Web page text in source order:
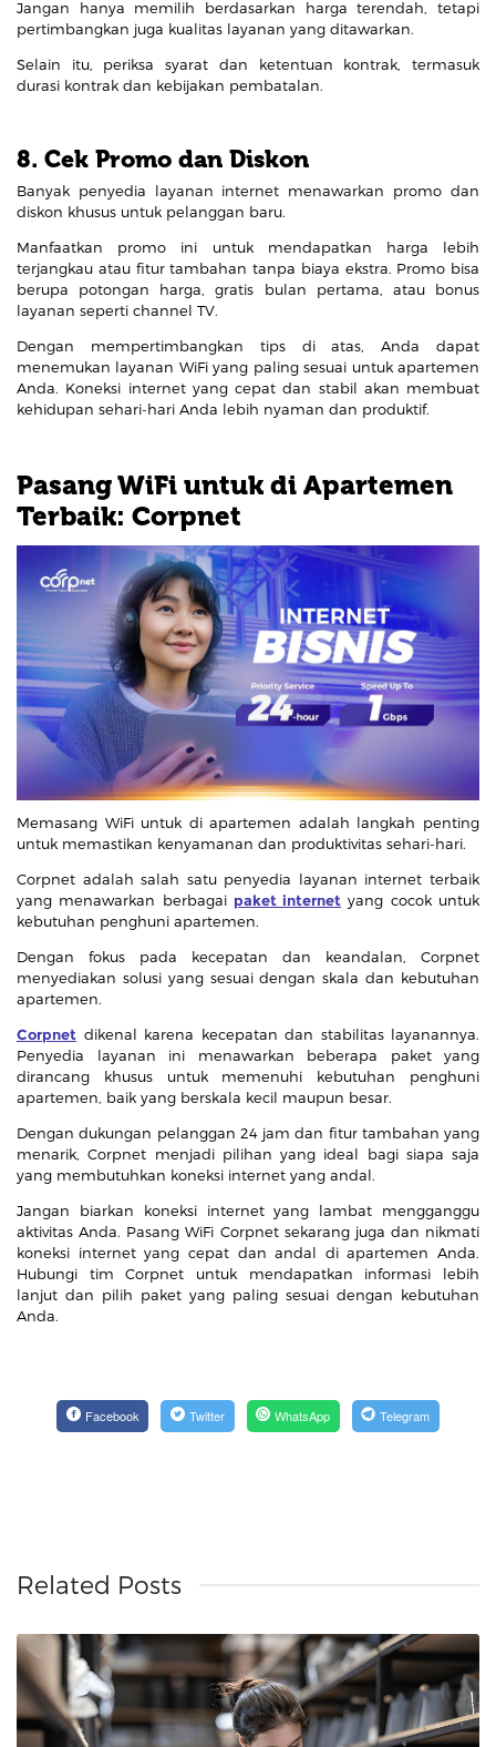
Jangan hanya memilih berdasarkan harga terendah, tetapi
pertimbangkan juga kualitas layanan yang ditawarkan.
Selain itu, periksa syarat dan ketentuan kontrak, termasuk
durasi kontrak dan kebijakan pembatalan.
8. Cek Promo dan Diskon
Banyak penyedia layanan internet menawarkan promo dan
diskon khusus untuk pelanggan baru.
Manfaatkan promo ini untuk mendapatkan harga lebih
terjangkau atau fitur tambahan tanpa biaya ekstra. Promo bisa
berupa potongan harga, gratis bulan pertama, atau bonus
layanan seperti channel TV.
Dengan mempertimbangkan tips di atas, Anda dapat
menemukan layanan WiFi yang paling sesuai untuk apartemen
Anda. Koneksi internet yang cepat dan stabil akan membuat
kehidupan sehari-hari Anda lebih nyaman dan produktif.
Pasang WiFi untuk di Apartemen
Terbaik: Corpnet
Memasang WiFi untuk di apartemen adalah langkah penting
untuk memastikan kenyamanan dan produktivitas sehari-hari.
Corpnet adalah salah satu penyedia layanan internet terbaik
yang menawarkan berbagai paket internet yang cocok untuk
kebutuhan penghuni apartemen.
Dengan fokus pada kecepatan dan keandalan, Corpnet
menyediakan solusi yang sesuai dengan skala dan kebutuhan
apartemen.
Corpnet dikenal karena kecepatan dan stabilitas layanannya.
Penyedia layanan ini menawarkan beberapa paket yang
dirancang khusus untuk memenuhi kebutuhan penghuni
apartemen, baik yang berskala kecil maupun besar.
Dengan dukungan pelanggan 24 jam dan fitur tambahan yang
menarik, Corpnet menjadi pilihan yang ideal bagi siapa saja
yang membutuhkan koneksi internet yang andal.
Jangan biarkan koneksi internet yang lambat mengganggu
aktivitas Anda. Pasang WiFi Corpnet sekarang juga dan nikmati
koneksi internet yang cepat dan andal di apartemen Anda.
Hubungi tim Corpnet untuk mendapatkan informasi lebih
lanjut dan pilih paket yang paling sesuai dengan kebutuhan
Anda.
Facebook Twitter WhatsApp Telegram
Related Posts